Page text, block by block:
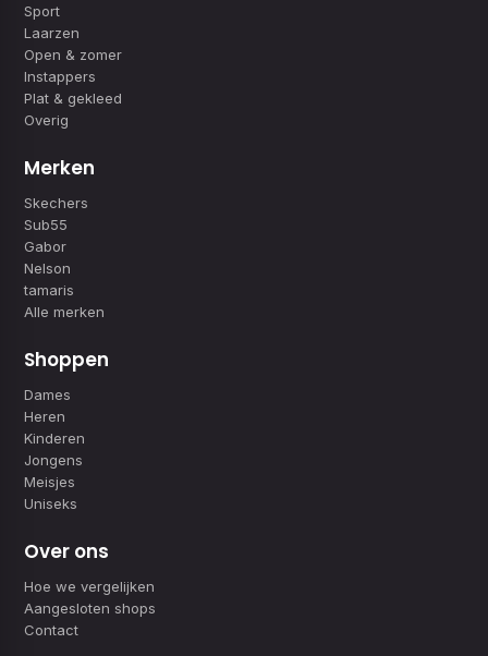
Sport
Laarzen
Open & zomer
Instappers
Plat & gekleed
Overig
Merken
Skechers
Sub55
Gabor
Nelson
tamaris
Alle merken
Shoppen
Dames
Heren
Kinderen
Jongens
Meisjes
Uniseks
Over ons
Hoe we vergelijken
Aangesloten shops
Contact